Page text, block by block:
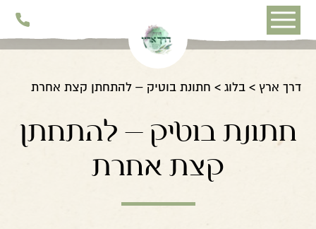
דלג לסרגל הניווט
דלג לתוכן
דרך ארץ בלוג חתונת בוטיק – להתחתן קצת אחרת
חתונת בוטיק – להתחתן
קצת אחרת